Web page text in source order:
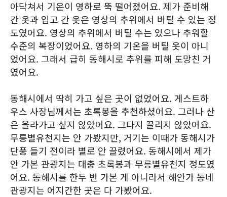
아닥쳐서 기온이 영하로 뚝 떨어졌어요. 제가 준비해
간 옷과 입고 간 옷은 영상의 추위에서 버틸 수 있는 정
도였어요. 영상의 추위에서 버틸 수는 있으나 추워할
수준의 복장이었어요. 영하의 기온을 버틸 옷이 아니
었어요. 그래서 급히 동해시로 추위를 피해 도망친 거
였어요.
동해시에서 딱히 가고 싶은 곳이 없었어요. 게스트하
우스 사장님께서는 초록봉을 추천하셨어요. 그러나 산
은 올라가고 싶지 않았어요. 그다지 끌리지 않았어요.
무릉별유천지는 안 가봤지만, 거기는 이때가 동해시가
단풍 들기 전이라 별로 안 끌렸어요. 동해시에서 제가
안 가본 관광지는 대충 초록봉과 무릉별유천지 정도였
어요. 동해시를 한두 번 가본 게 아니라서 해안가 동네
관광지는 어지간한 곳은 다 가봤어요.